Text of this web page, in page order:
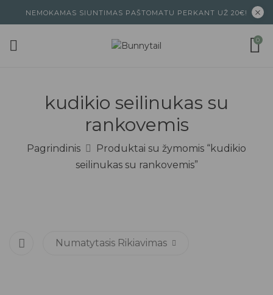
NEMOKAMAS SIUNTIMAS PAŠTOMATU PERKANT UŽ 20€!
0
kudikio seilinukas su
rankovemis
Pagrindinis
Produktai su žymomis “kudikio
seilinukas su rankovemis”
Numatytasis Rikiavimas